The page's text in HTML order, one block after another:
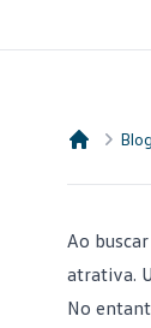
Blog
Ao
atrativa.
No